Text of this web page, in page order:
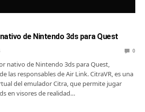
de Nintendo 3ds para Quest
0
nativo de Nintendo 3ds para Quest,
las responsables de Air Link. CitraVR, es una
del emulador Citra, que permite jugar
en visores de realidad…